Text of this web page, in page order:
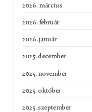
2026. március
2026. február
2026. január
2025. december
2025. november
2025. október
2025. szeptember